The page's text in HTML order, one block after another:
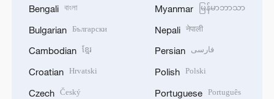
Bengali বাংলা
Bulgarian Български
Cambodian ខ្មែរ
Croatian Hrvatski
Czech Český
Myanmar မြန်မာဘာသာ
Nepali नेपाली
Persian فارسی
Polish Polski
Portuguese Português